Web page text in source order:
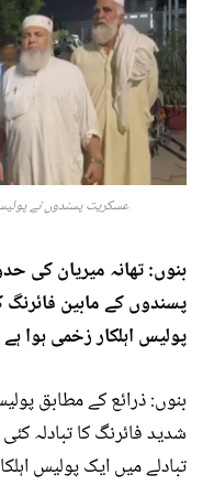
عسکریت پسندوں نے
بنوں: تھانہ میریان کی
پسندوں کے مابین
پولیس اہلکار زخمی ہوا ہے
بنوں: ذرائع کے مطابق
شدید فائرنگ کا تبادلہ
تبادلے میں ایک پولیس